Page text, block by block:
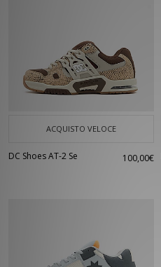
ACQUISTO VELOCE
DC Shoes AT-2 Se 100,00€